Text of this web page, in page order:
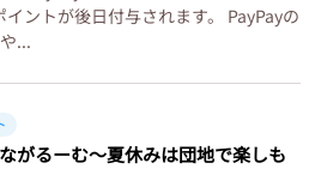
ントが後日付与されます。 PayPayの
...
がるーむ〜夏休みは団地で楽しも